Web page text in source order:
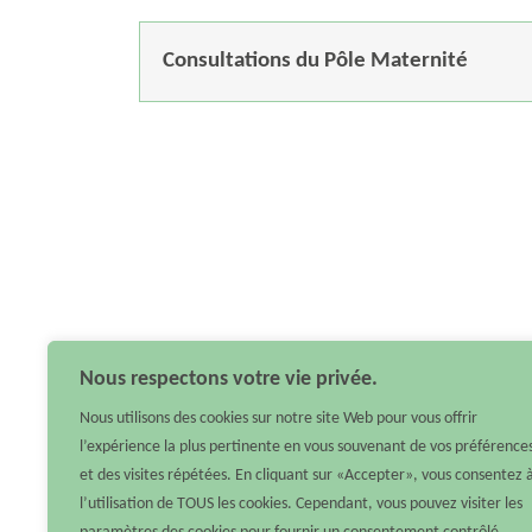
Nous respectons votre vie privée.
Nous utilisons des cookies sur notre site Web pour vous offrir
l’expérience la plus pertinente en vous souvenant de vos
et des visites répétées. En cliquant sur «Accepter», vous consentez à
l’utilisation de TOUS les cookies. Cependant, vous pouvez visiter les
Consultations du Pôle Maternité